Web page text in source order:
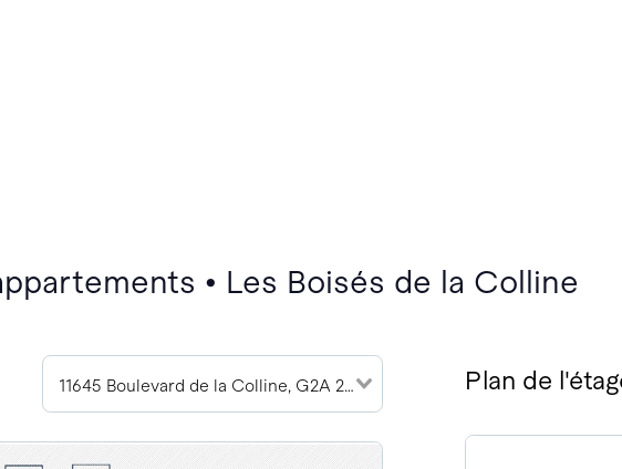
• Les Boisés de la Colline
11645 Boulevard de la Colline, G2A 2E1 (3) Plan de